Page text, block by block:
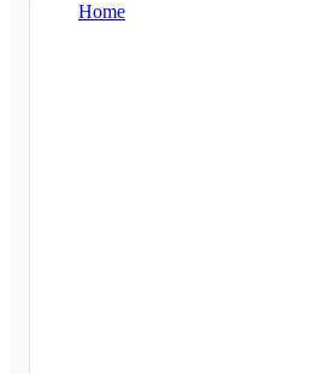
Home